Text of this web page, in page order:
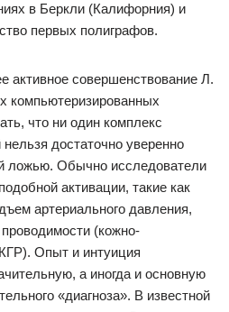
в Беркли (Калифорния) и
первых полиграфов.
активное совершенствование Л.
компьютеризированных
что ни один комплекс
достаточно уверенно
ложью. Обычно исследователи
активации, такие как
артериального давления,
(кожно-
Опыт и интуиция
а иногда и основную
«диагноза». В известной